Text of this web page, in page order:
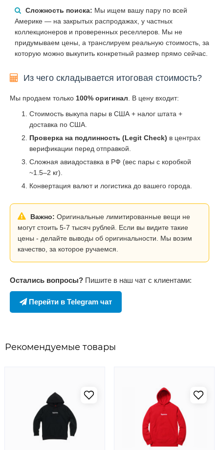
Сложность поиска: Мы ищем вашу пару по всей
Америке — на закрытых распродажах, у частных
коллекционеров и проверенных реселлеров. Мы не
придумываем цены, а транслируем реальную стоимость, за
которую можно выкупить конкретный размер прямо сейчас.
Из чего складывается итоговая стоимость?
Мы продаем только 100% оригинал . В цену входит:
Стоимость выкупа пары в США + налог штата +
доставка по США.
Проверка на подлинность (Legit Check) в центрах
верификации перед отправкой.
Сложная авиадоставка в РФ (вес пары с коробкой
~1.5–2 кг).
Конвертация валют и логистика до вашего города.
Важно: Оригинальные лимитированные вещи не
могут стоить 5-7 тысяч рублей. Если вы видите такие
цены - делайте выводы об оригинальности. Мы возим
качество, за которое ручаемся.
Остались вопросы? Пишите в наш чат с клиентами:
Перейти в Telegram чат
Рекомендуемые товары